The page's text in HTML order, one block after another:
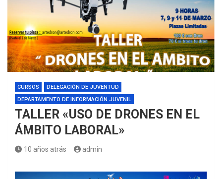
CURSOS
DELEGACIÓN DE JUVENTUD
DEPARTAMENTO DE INFORMACIÓN JUVENIL
TALLER «USO DE DRONES EN EL
ÁMBITO LABORAL»
10 años atrás admin